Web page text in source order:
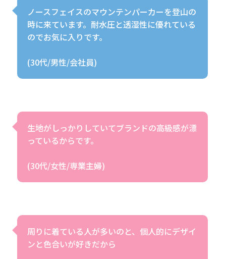
ノースフェイスのマウンテンパーカーを登山の
時に来ています。耐水圧と透湿性に優れている
のでお気に入りです。
(30代/男性/会社員)
生地がしっかりしていてブランドの高級感が漂
っているからです。
(30代/女性/専業主婦)
周りに着ている人が多いのと、個人的にデザイ
ンと色合いが好きだから